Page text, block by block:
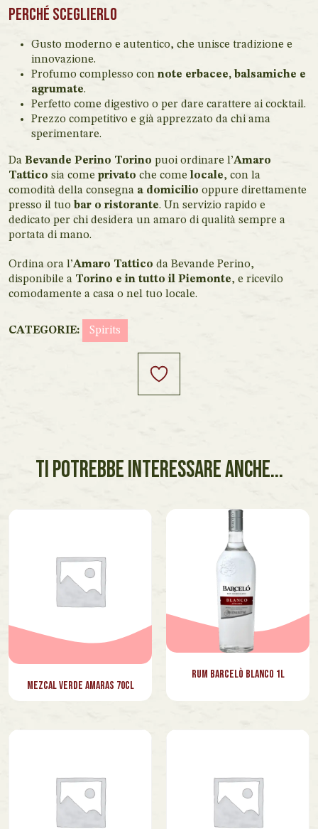
Perché sceglierlo
Gusto moderno e autentico, che unisce tradizione e
innovazione.
Profumo complesso con note erbacee, balsamiche e
agrumate.
Perfetto come digestivo o per dare carattere ai cocktail.
Prezzo competitivo e già apprezzato da chi ama
sperimentare.
Da Bevande Perino Torino puoi ordinare l’Amaro
Tattico sia come privato che comelocale, con la
comodità della consegna a domicilio oppure direttamente
presso il tuo bar o ristorante. Un servizio rapido e
dedicato per chi desidera un amaro di qualità sempre a
portata di mano.
Ordina ora l’Amaro Tattico da Bevande Perino,
disponibile a Torino e in tutto il Piemonte, e ricevilo
comodamente a casa o nel tuo locale.
CATEGORIE: Spirits
TI POTREBBE INTERESSARE ANCHE...
Mezcal Verde Amaras 70cl
Rum Barcelò Blanco 1L